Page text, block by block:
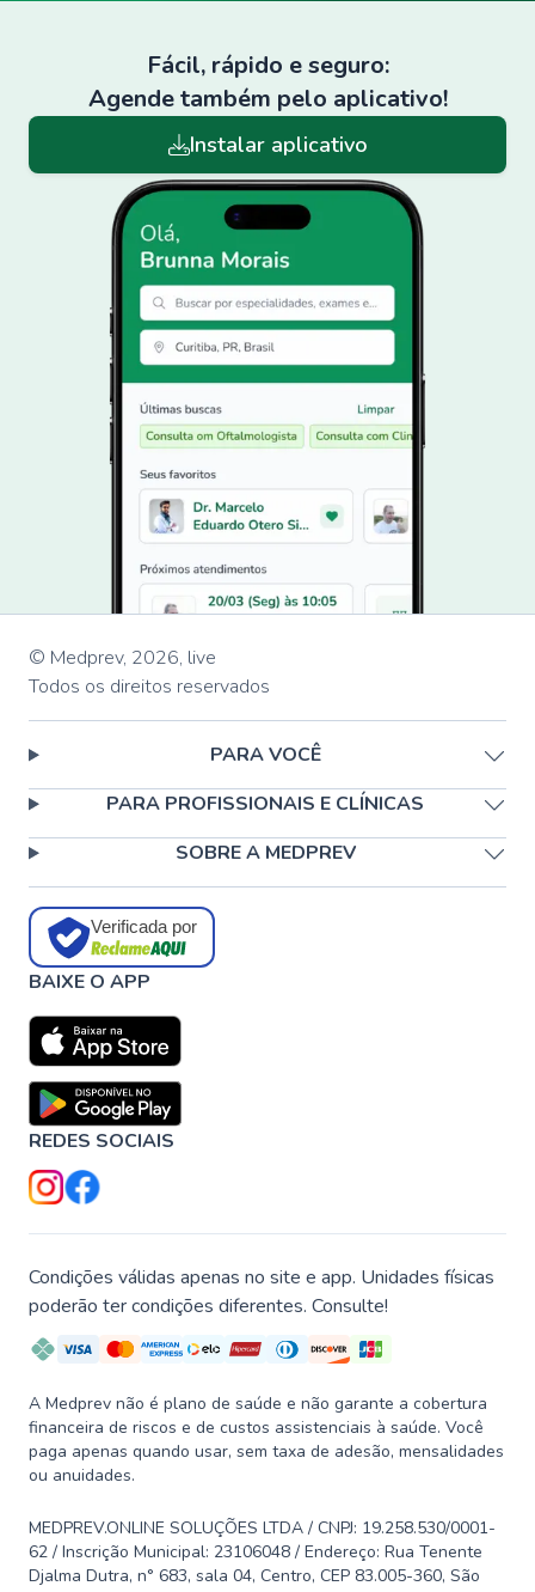
Fácil, rápido e seguro:
Agende também pelo aplicativo!
Instalar aplicativo
© Medprev, 2026, live
Todos os direitos reservados
PARA VOCÊ
PARA PROFISSIONAIS E CLÍNICAS
SOBRE A MEDPREV
Verificada por
BAIXE O APP
REDES SOCIAIS
Condições válidas apenas no site e app. Unidades físicas
poderão ter condições diferentes. Consulte!
A Medprev não é plano de saúde e não garante a cobertura
financeira de riscos e de custos assistenciais à saúde. Você
paga apenas quando usar, sem taxa de adesão, mensalidades
ou anuidades.
MEDPREV.ONLINE SOLUÇÕES LTDA / CNPJ: 19.258.530/0001-
62 / Inscrição Municipal: 23106048 / Endereço: Rua Tenente
Djalma Dutra, n° 683, sala 04, Centro, CEP 83.005-360, São